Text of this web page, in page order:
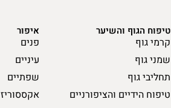
טיפוח הגוף והשיער
קרמי גוף
שמני גוף
תחליבי גוף
טיפוח הידיים והציפורניים
איפור
פנים
עיניים
שפתיים
אקססוריז